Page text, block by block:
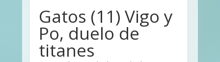
Gatos (11) Vigo y
Po, duelo de
titanes